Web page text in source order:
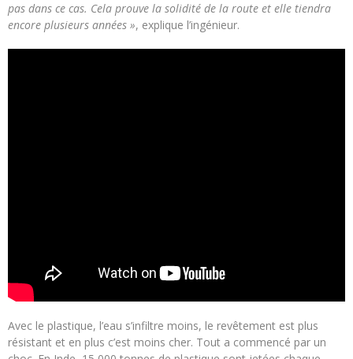
pas dans ce cas. Cela prouve la solidité de la route et elle tiendra
encore plusieurs années », explique l’ingénieur.
Avec le plastique, l’eau s’infiltre moins, le revêtement est plus
résistant et en plus c’est moins cher. Tout a commencé par un